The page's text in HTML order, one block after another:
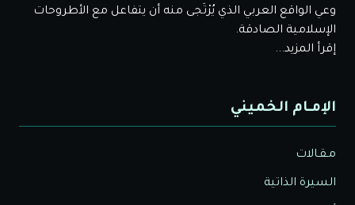
وعي الواقع العربي الذي يُرْتَجى منه أن يتفاعل مع الأطروحات
الإسلامية الصادقة.
إقرأ المزيد...
الإمـام الخميني
مـقـالات
السيرة الذاتية